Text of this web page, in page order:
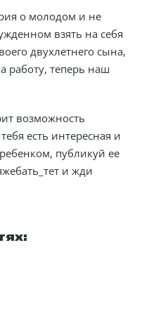
о молодом и не
взять на себя
двухлетнего сына,
теперь наш
возможность
есть интересная и
публикуй ее
и жди